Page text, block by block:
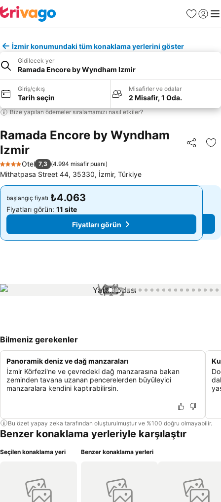
Favoriler
Giriş
İzmir konumundaki tüm konaklama yerlerini göster
Gidilecek yer
Ramada Encore by Wyndham Izmir
Giriş/çıkış
Tarih seçin
Misafirler ve odalar
2 Misafir, 1 Oda.
Bize yapılan ödemeler sıralamamızı nasıl etkiler?
Ramada Encore by Wyndham
Izmir
Paylaş
4 Yıldız
Otel 7,3 (4.994 misafir puanı)
Mithatpasa Street 44, 35330, İzmir, Türkiye
başlangıç fiyatı ₺4.063
Fiyatları görün: 11 site
Fiyatları görün
başlangıç fiyatı ₺4.063
Fiyatları görün: 11 site
Fiyatları görün
1 / 32
Bilmeniz gerekenler
Panoramik deniz ve dağ manzaraları
İzmir Körfezi'ne ve çevredeki dağ manzarasına bakan
zeminden tavana uzanan pencerelerden büyüleyici
manzaralara kendini kaptırabilirsin.
Bu özet yapay zeka tarafından oluşturulmuştur ve %100 doğru olmayabilir.
Benzer konaklama yerleriyle karşılaştır
Seçilen konaklama yeri Benzer konaklama yerleri